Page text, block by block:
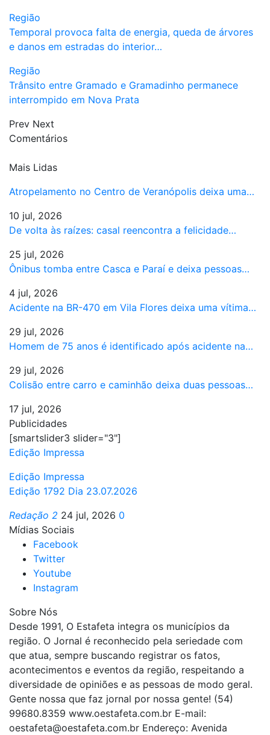
Região
Temporal provoca falta de energia, queda de árvores
e danos em estradas do interior…
Região
Trânsito entre Gramado e Gramadinho permanece
interrompido em Nova Prata
Prev Next
Comentários
Mais Lidas
Atropelamento no Centro de Veranópolis deixa uma…
10 jul, 2026
De volta às raízes: casal reencontra a felicidade…
25 jul, 2026
Ônibus tomba entre Casca e Paraí e deixa pessoas…
4 jul, 2026
Acidente na BR-470 em Vila Flores deixa uma vítima…
29 jul, 2026
Homem de 75 anos é identificado após acidente na…
29 jul, 2026
Colisão entre carro e caminhão deixa duas pessoas…
17 jul, 2026
Publicidades
[smartslider3 slider="3"]
Edição Impressa
Edição Impressa
Edição 1792 Dia 23.07.2026
Redação 2 24 jul, 2026 0
Mídias Sociais
Facebook
Twitter
Youtube
Instagram
Sobre Nós
Desde 1991, O Estafeta integra os municípios da
região. O Jornal é reconhecido pela seriedade com
que atua, sempre buscando registrar os fatos,
acontecimentos e eventos da região, respeitando a
diversidade de opiniões e as pessoas de modo geral.
Gente nossa que faz jornal por nossa gente! (54)
99680.8359 www.oestafeta.com.br E-mail:
oestafeta@oestafeta.com.br Endereço: Avenida